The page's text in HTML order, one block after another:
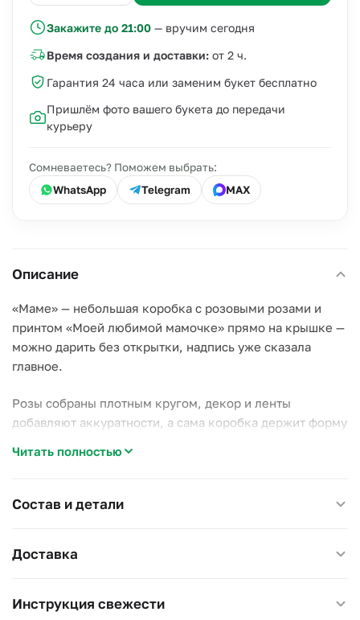
Закажите до 21:00 — вручим сегодня
Время создания и доставки: от 2 ч.
Гарантия 24 часа или заменим букет бесплатно
Пришлём фото вашего букета до передачи
курьеру
Сомневаетесь? Поможем выбрать:
WhatsApp
Telegram MAX
Описание
«Маме» — небольшая коробка с розовыми розами и
принтом «Моей любимой мамочке» прямо на крышке —
можно дарить без открытки, надпись уже сказала
главное.
Розы собраны плотным кругом, декор и ленты
добавляют аккуратности, а сама коробка держит форму
– Готовое послание.
Принт на крышке экономит время
бабушке или любой женщине без привязки к возрасту;
Читать полностью
Состав и детали
Доставка
Инструкция свежести